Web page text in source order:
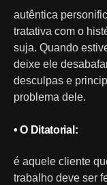
autêntica
tratativa com o
suja. Quando
deixe ele
desculpas e
problema dele.
• O Ditatorial:
é aquele cliente
trabalho deve ser